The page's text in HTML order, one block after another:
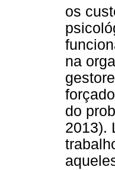
os
na
do
2013).